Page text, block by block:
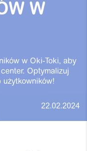
22.02.2024
W
w Oki-Toki, aby
Optymalizuj